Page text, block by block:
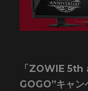
「ZOWIE
GOGO”キャン